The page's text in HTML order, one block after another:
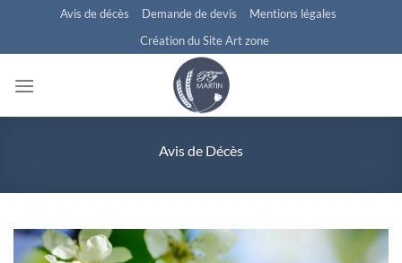
contenu
Avis de décès Demande de devis
Mentions légales
Création du Site Art zone
Avis de Décès